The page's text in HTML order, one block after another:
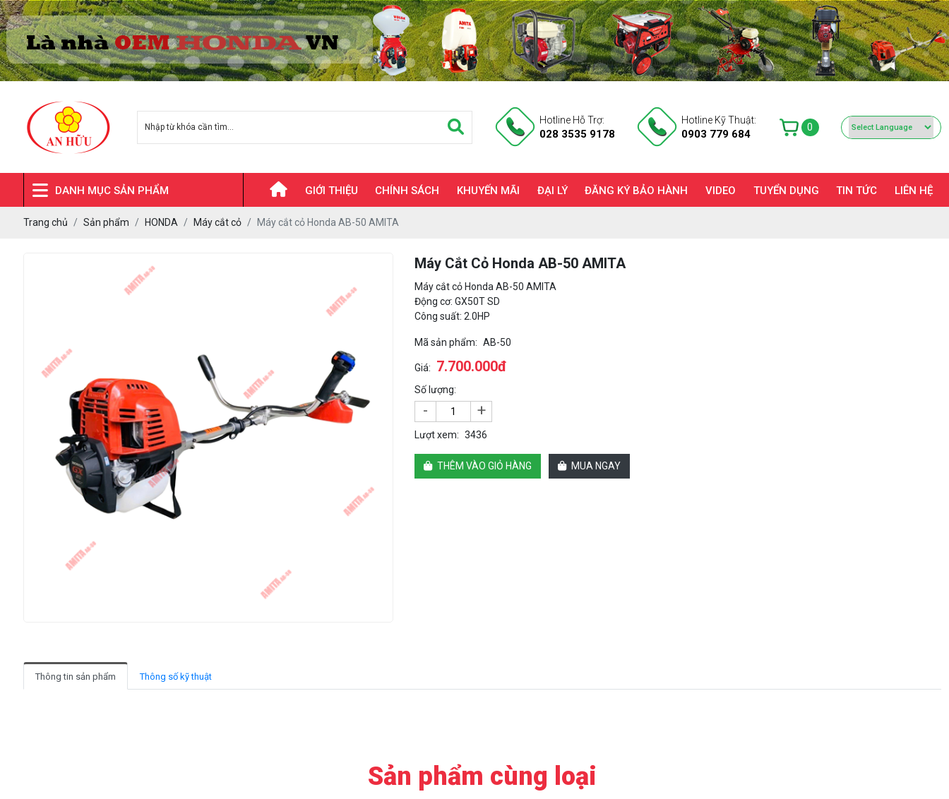
Hotline Hỗ Trợ:
028 3535 9178
Hotline Kỹ Thuật:
0903 779 684
0
DANH MỤC SẢN PHẨM
HONDA
Mitsubishi -
ĐÈN & KHÓA
Máy Khác
Phụ Tùng
GIỚI THIỆU CHÍNH SÁCH KHUYẾN MÃI ĐẠI LÝ ĐĂNG KÝ BẢO HÀNH VIDEO TUYỂN DỤNG TIN TỨC LIÊN HỆ
Trang chủ Sản phẩm HONDA Máy cắt cỏ Máy cắt cỏ Honda AB-50 AMITA
Máy Cắt Cỏ Honda AB-50 AMITA
Máy cắt cỏ Honda AB-50 AMITA
Động cơ: GX50T SD
Công suất: 2.0HP
Mã sản phẩm: AB-50
Giá: 7.700.000đ
Số lượng:
- +
Lượt xem: 3436
THÊM VÀO GIỎ HÀNG MUA NGAY
Thông tin sản phẩm Thông số kỹ thuật
Sản phẩm cùng loại